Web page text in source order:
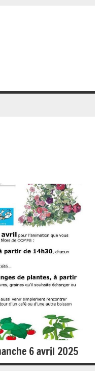
6 avril 2025